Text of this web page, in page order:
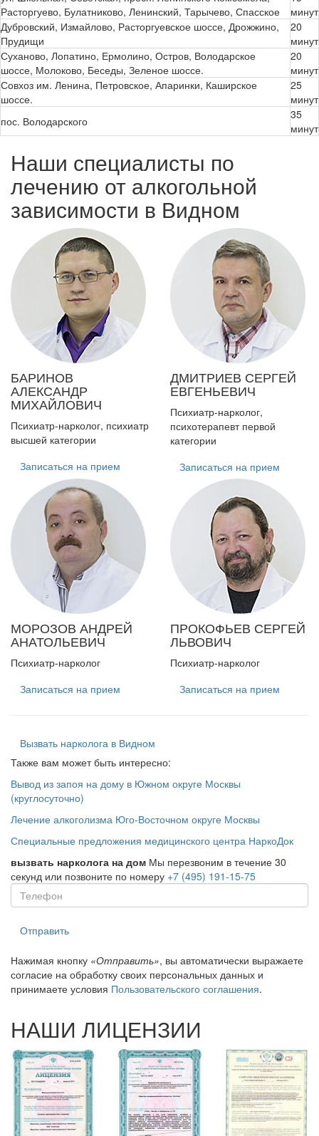
Расторгуево, Булатниково, Ленинский, Тарычево, Спасское
минут
Дубровский, Измайлово, Расторгуевское шоссе, Дрожжино,
Прудищи
20
минут
Суханово, Лопатино, Ермолино, Остров, Володарское
шоссе, Молоково, Беседы, Зеленое шоссе.
20
минут
Совхоз им. Ленина, Петровское, Апаринки, Каширское
шоссе.
25
минут
пос. Володарского
35
минут
Наши специалисты по
лечению от алкогольной
зависимости в Видном
БАРИНОВ
АЛЕКСАНДР
МИХАЙЛОВИЧ
Психиатр-нарколог, психиатр
высшей категории
Записаться на прием
ДМИТРИЕВ СЕРГЕЙ
ЕВГЕНЬЕВИЧ
Психиатр-нарколог,
психотерапевт первой
категории
Записаться на прием
МОРОЗОВ АНДРЕЙ
АНАТОЛЬЕВИЧ
Психиатр-нарколог
Записаться на прием
ПРОКОФЬЕВ СЕРГЕЙ
ЛЬВОВИЧ
Психиатр-нарколог
Записаться на прием
Вызвать нарколога в Видном
Также вам может быть интересно:
Вывод из запоя на дому в Южном округе Москвы
(круглосуточно)
Лечение алкоголизма Юго-Восточном округе Москвы
Специальные предложения медицинского центра НаркоДок
вызвать нарколога на дом Мы перезвоним в течение 30
секунд или позвоните по номеру +7 (495) 191-15-75
Отправить
Нажимая кнопку «Отправить», вы автоматически выражаете
согласие на обработку своих персональных данных и
принимаете условия Пользовательского соглашения.
НАШИ ЛИЦЕНЗИИ